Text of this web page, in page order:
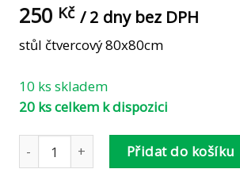
250 Kč / 2 dny bez DPH
stůl čtvercový 80x80cm
10 ks skladem
20 ks celkem k dispozici
stůl ST-02-A množstvíPřidat do košíku